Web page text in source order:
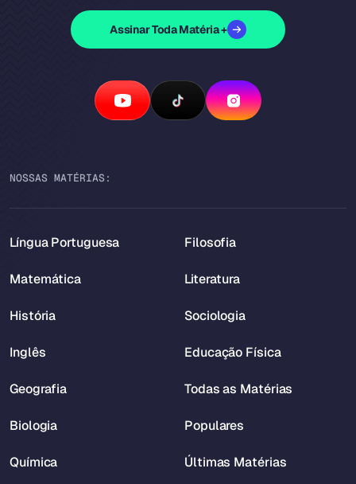
Assinar Toda Matéria +
NOSSAS MATÉRIAS:
Língua Portuguesa
Matemática
História
Inglês
Geografia
Biologia
Química
Filosofia
Literatura
Sociologia
Educação Física
Todas as Matérias
Populares
Últimas Matérias